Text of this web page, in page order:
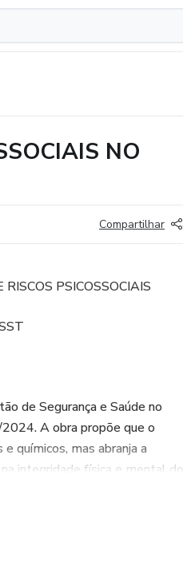
NO
Compartilhar
PSICOSSOCIAIS
de Segurança e Saúde no
A obra propõe que o
químicos, mas abranja a
integridade física e mental do